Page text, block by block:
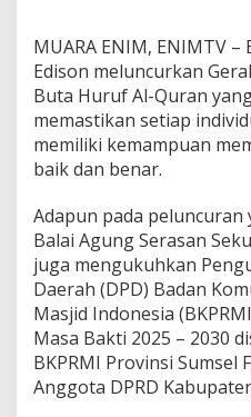
o
n
L
u
n
c
k
a
n
G
e
r
a
k
a
n
MUARA ENIM, ENIMTV
Edison meluncurkan
Buta Huruf Al-Quran
memastikan setiap
memiliki kemampuan
baik dan benar.
Adapun pada
Balai Agung Serasan
juga mengukuhkan
Daerah (DPD) Badan
Masjid Indonesia
Masa Bakti 2025 – 2030
BKPRMI Provinsi Sumsel
Anggota DPRD